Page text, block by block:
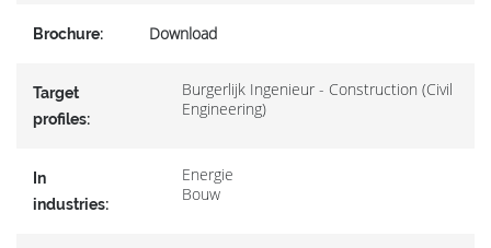
Brochure: Download
Target
profiles:
Burgerlijk Ingenieur - Construction (Civil
Engineering)
In
industries:
Energie
Bouw